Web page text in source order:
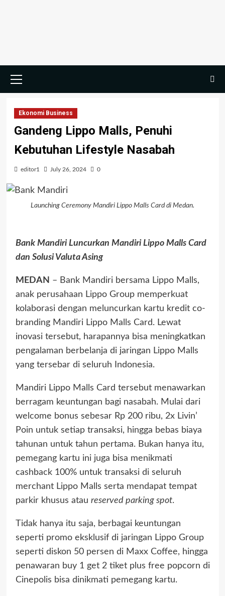
Menu
Ekonomi Business
Gandeng Lippo Malls, Penuhi
Kebutuhan Lifestyle Nasabah
editor1 July 26, 2024 0
Launching Ceremony Mandiri Lippo Malls Card di Medan.
Bank Mandiri Luncurkan Mandiri Lippo Malls Card
dan Solusi Valuta Asing
MEDAN – Bank Mandiri bersama Lippo Malls,
anak perusahaan Lippo Group memperkuat
kolaborasi dengan meluncurkan kartu kredit co-
branding Mandiri Lippo Malls Card. Lewat
inovasi tersebut, harapannya bisa meningkatkan
pengalaman berbelanja di jaringan Lippo Malls
yang tersebar di seluruh Indonesia.
Mandiri Lippo Malls Card tersebut menawarkan
berragam keuntungan bagi nasabah. Mulai dari
welcome bonus sebesar Rp 200 ribu, 2x Livin’
Poin untuk setiap transaksi, hingga bebas biaya
tahunan untuk tahun pertama. Bukan hanya itu,
pemegang kartu ini juga bisa menikmati
cashback 100% untuk transaksi di seluruh
merchant Lippo Malls serta mendapat tempat
parkir khusus atau reserved parking spot.
Tidak hanya itu saja, berbagai keuntungan
seperti promo eksklusif di jaringan Lippo Group
seperti diskon 50 persen di Maxx Coffee, hingga
penawaran buy 1 get 2 tiket plus free popcorn di
Cinepolis bisa dinikmati pemegang kartu.